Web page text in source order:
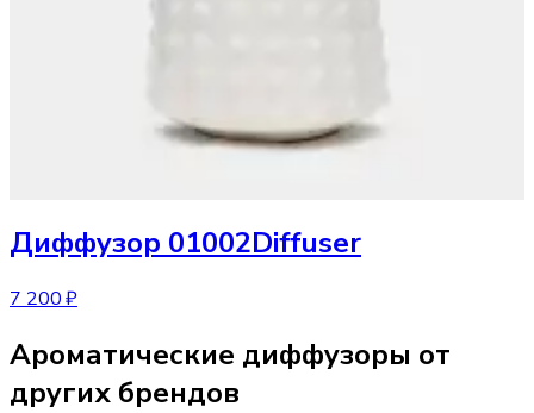
Диффузор 01002Diffuser
7 200 ₽
Ароматические диффузоры от
других брендов